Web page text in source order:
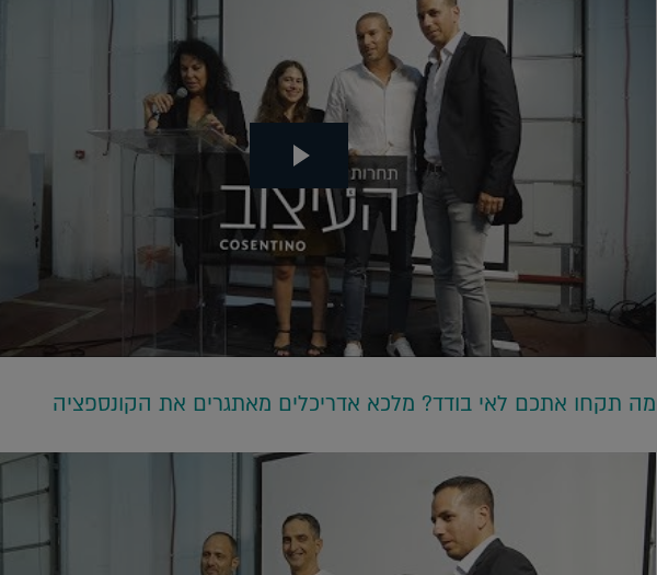
מה תקחו אתכם לאי בודד? מלכא אדריכלים מאתגרים את הקונספציה